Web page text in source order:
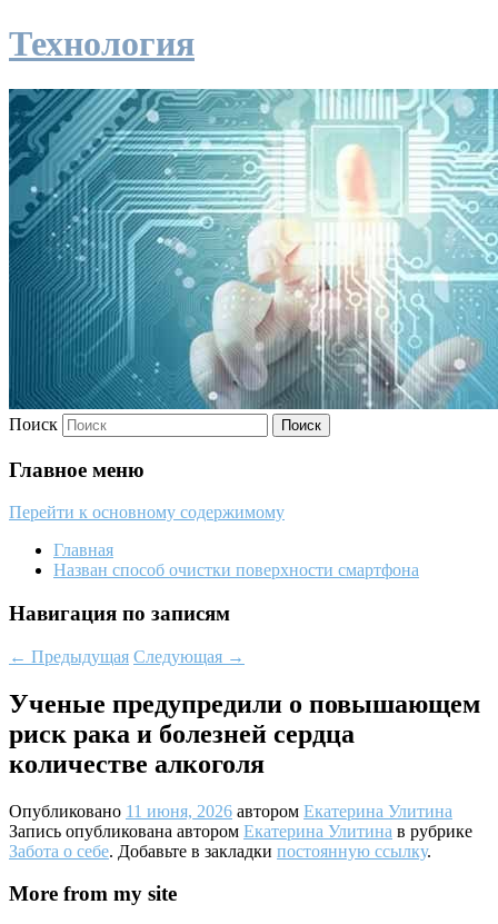
Технология
Поиск
Главное меню
Перейти к основному содержимому
Главная
Назван способ очистки поверхности смартфона
Навигация по записям
← Предыдущая Следующая →
Ученые предупредили о повышающем
риск рака и болезней сердца
количестве алкоголя
Опубликовано 11 июня, 2026 автором Екатерина Улитина
Запись опубликована автором Екатерина Улитина в рубрике
Забота о себе. Добавьте в закладки постоянную ссылку.
More from my site